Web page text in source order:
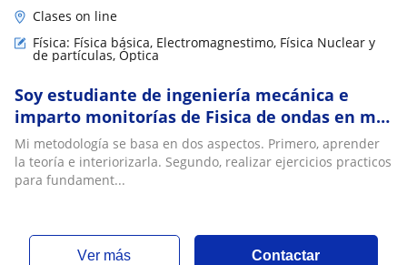
Clases on line
Física: Física básica, Electromagnestimo, Física Nuclear y
de partículas, Óptica
Soy estudiante de ingeniería mecánica e
imparto monitorías de Fisica de ondas en mi
universidad. Puedo ofrecer clases a cualquier
tipo de personas
Mi metodología se basa en dos aspectos. Primero, aprender
la teoría e interiorizarla. Segundo, realizar ejercicios practicos
para fundament...
ver más Contactar